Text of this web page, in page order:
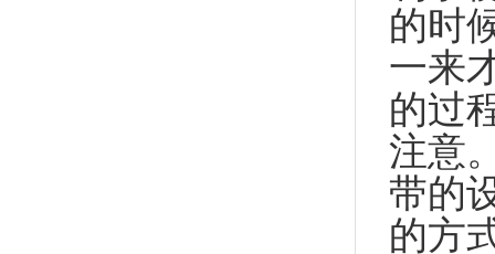
的时
一来
的过
注意
带的
的方